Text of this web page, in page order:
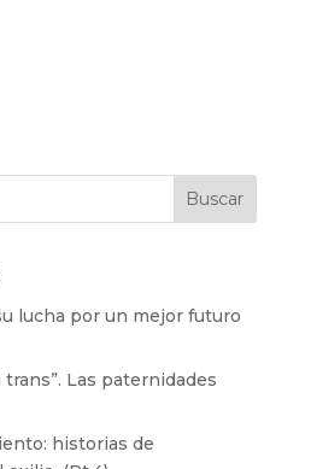
Buscar
lucha por un mejor futuro
Las paternidades
historias de